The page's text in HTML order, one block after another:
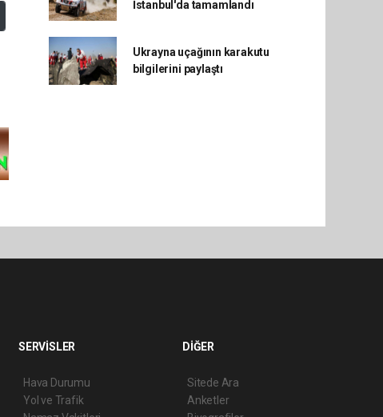
İstanbul'da tamamlandı
Ukrayna uçağının karakutu
bilgilerini paylaştı
SERVİSLER
Hava Durumu
Yol ve Trafik
DİĞER
Sitede Ara
Anketler